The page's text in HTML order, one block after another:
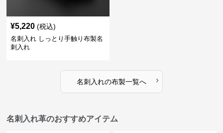
¥5,220 (税込)
名刺入れ しっとり手触り布製名
刺入れ
名刺入れの布製一覧へ ›
名刺入れ革のおすすめアイテム